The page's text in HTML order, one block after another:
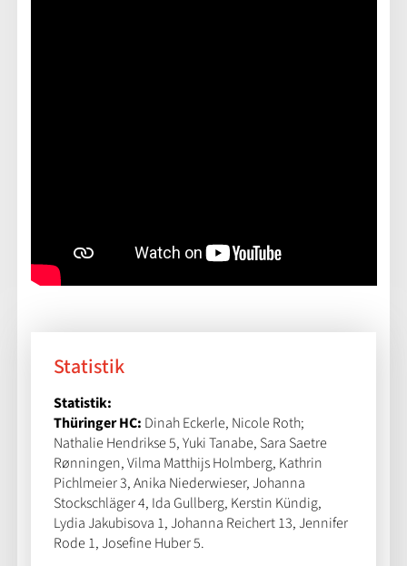
Statistik
Statistik:
Thüringer HC: Dinah Eckerle, Nicole Roth;
Nathalie Hendrikse 5, Yuki Tanabe, Sara Saetre
Rønningen, Vilma Matthijs Holmberg, Kathrin
Pichlmeier 3, Anika Niederwieser, Johanna
Stockschläger 4, Ida Gullberg, Kerstin Kündig,
Lydia Jakubisova 1, Johanna Reichert 13, Jennifer
Rode 1, Josefine Huber 5.